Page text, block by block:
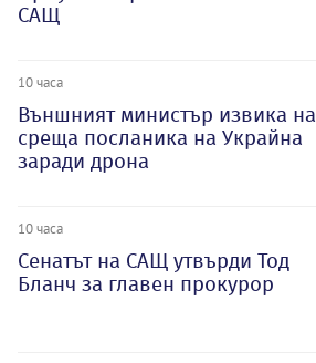
САЩ
10 часа
Външният министър извика на
среща посланика на Украйна
заради дрона
10 часа
Сенатът на САЩ утвърди Тод
Бланч за главен прокурор